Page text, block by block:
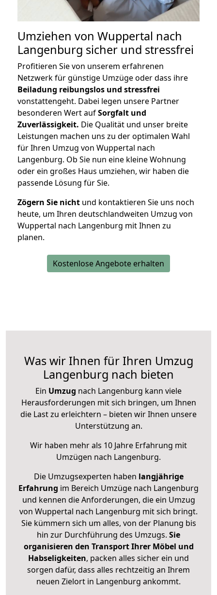
Umziehen von Wuppertal nach
Langenburg sicher und stressfrei
Profitieren Sie von unserem erfahrenen
Netzwerk für günstige Umzüge oder dass ihre
Beiladung reibungslos und stressfrei
vonstattengeht. Dabei legen unsere Partner
besonderen Wert aufSorgfalt und
Zuverlässigkeit. Die Qualität und unser breite
Leistungen machen uns zu der optimalen Wahl
für Ihren Umzug von Wuppertal nach
Langenburg. Ob Sie nun eine kleine Wohnung
oder ein großes Haus umziehen, wir haben die
passende Lösung für Sie.
Zögern Sie nicht und kontaktieren Sie uns noch
heute, um Ihren deutschlandweiten Umzug von
Wuppertal nach Langenburg mit Ihnen zu
planen.
Kostenlose Angebote erhalten
Was wir Ihnen für Ihren Umzug
Langenburg nach bieten
Ein Umzug nach Langenburg kann viele
Herausforderungen mit sich bringen, um Ihnen
die Last zu erleichtern – bieten wir Ihnen unsere
Unterstützung an.
Wir haben mehr als 10 Jahre Erfahrung mit
Umzügen nach Langenburg.
Die Umzugsexperten haben langjährige
Erfahrung im Bereich Umzüge nach Langenburg
und kennen die Anforderungen, die ein Umzug
von Wuppertal nach Langenburg mit sich bringt.
Sie kümmern sich um alles, von der Planung bis
hin zur Durchführung des Umzugs. Sie
organisieren den Transport Ihrer Möbel und
Habseligkeiten, packen alles sicher ein und
sorgen dafür, dass alles rechtzeitig an Ihrem
neuen Zielort in Langenburg ankommt.